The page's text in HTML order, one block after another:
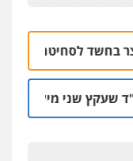
שני מיליון שקל על